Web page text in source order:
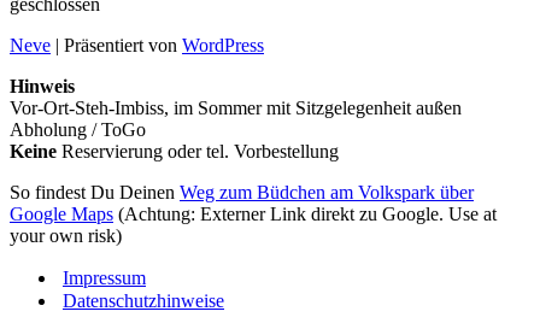
Neve | Präsentiert von WordPress
Hinweis
Vor-Ort-Steh-Imbiss, im Sommer mit Sitzgelegenheit außen
Abholung / ToGo
Keine Reservierung oder tel. Vorbestellung
So findest Du Deinen Weg zum Büdchen am Volkspark über
Google Maps (Achtung: Externer Link direkt zu Google. Use at
your own risk)
Impressum
Datenschutzhinweise